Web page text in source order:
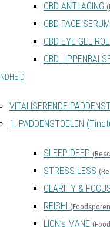
CBD ANTI-AGING
CBD FACE SERUM
CBD EYE GEL
CBD
VITALISERENDE
1. PADDENSTOELEN
SLEEP DEEP
STRESS LESS
CLARITY &
REISHI
LION’s MANE